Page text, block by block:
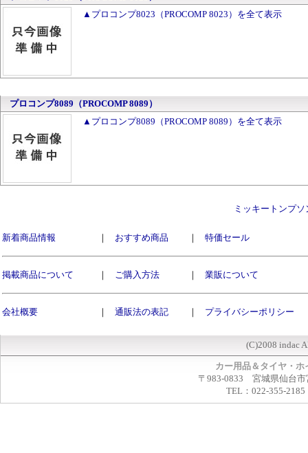
▲プロコンプ8023（PROCOMP 8023）を全て表示
プロコンプ8089（PROCOMP 8089）
▲プロコンプ8089（PROCOMP 8089）を全て表示
ミッキートンプ
新着商品情報 ｜ おすすめ商品 ｜ 特価セール
掲載商品について ｜ ご購入方法 ｜ 業販について
会社概要 ｜ 通販法の表記 ｜ プライバシーポリシー
(C)2008 indac
カー用品＆タイヤ・
〒983-0833 宮城県仙台市
TEL：022-355-